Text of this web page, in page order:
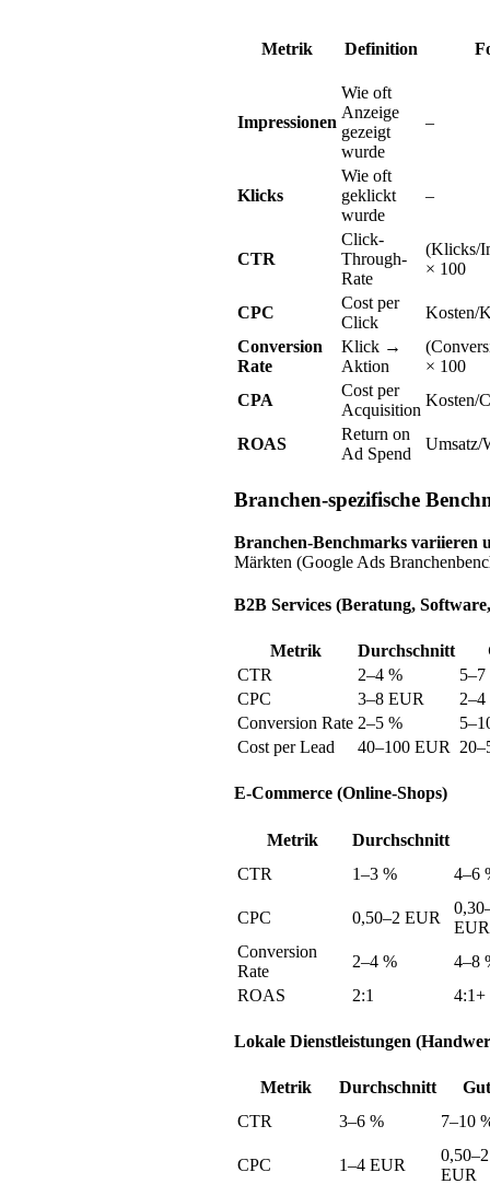
Metrik Definition
Impressionen
Wie oft
Anzeige
gezeigt
wurde
–
Klicks
Wie oft
geklickt
wurde
–
CTR
Click-
Through-
Rate
(Klicks/
× 100
CPC
Cost per
Click
Kosten/
Conversion
Rate
Klick →
Aktion
× 100
CPA
Cost per
Acquisition
Kosten/
ROAS
Return on
Ad Spend
Umsatz/
Branchen-spezifische
Branchen-Benchmarks variieren
Märkten (Google Ads
B2B Services (Beratung,
Metrik Durchschnitt
CTR
2–4 %
5–7
CPC
3–8 EUR
Conversion Rate 2–5 %
Cost per Lead
40–100 EUR
E-Commerce (Online-Shops)
Metrik
Durchschnitt
CTR
1–3 % 4–6
CPC 0,50–2 EUR
EUR
Conversion
Rate
2–4 %
4–8
ROAS
2:1 4:1+
Lokale Dienstleistungen
Metrik Durchschnitt
Gut
CTR
3–6 % 7–10
CPC 1–4 EUR
0,50–2
EUR